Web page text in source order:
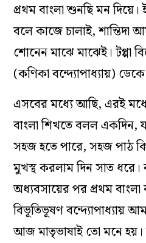
প্রথম বাংলা শুনছি মন
বলে কাজে চালাই, শান্তিদা
শোনেন মাঝে মাঝেই। টপ্পা
(কণিকা বন্দ্যোপাধ্যায়)
এসবের মধ্যে আছি, এরই
বাংলা শিখতে বলল
সহজ হতে পারে, সহজ পাঠ
মুখস্থ করলাম দিন সাত
অধ্যবসায়ের পর প্রথম বাংলা
বিভূতিভূষণ বন্দ্যোপাধ্যায়
আজ মাতৃভাষাই তো মনে হয়।